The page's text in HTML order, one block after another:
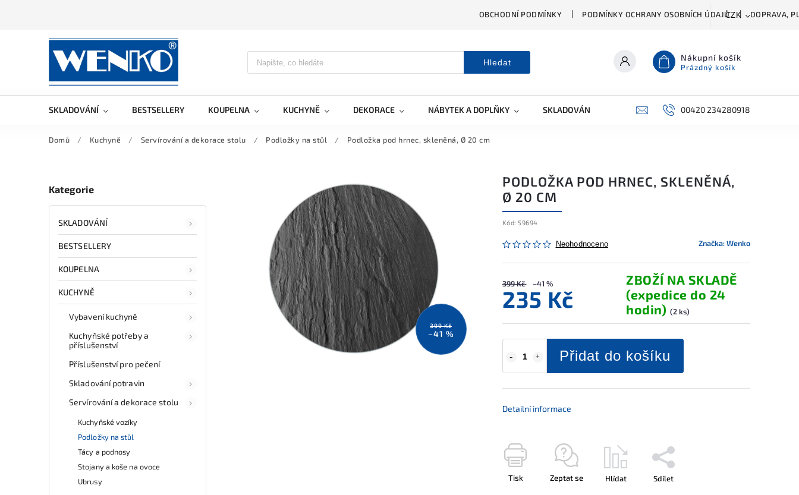
OBCHODNÍ PODMÍNKY PODMÍNKY OCHRANY OSOBNÍCH ÚDAJŮ DOPRAVA,
CZK
Hledat Nákupní košík
Prázdný košík
SKLADOVÁNÍ BESTSELLERY KOUPELNA KUCHYNĚ DEKORACE NÁBYTEK A DOPLŇKY SKLADOVÁNÍ A ČIŠTĚNÍ PŘÍSLUŠENSTVÍ
00420 234280918
Domů / Kuchyně / Servírování a dekorace stolu / Podložky na stůl / Podložka pod hrnec, skleněná, Ø 20 cm
Kategorie
SKLADOVÁNÍ
BESTSELLERY
KOUPELNA
KUCHYNĚ
Vybavení kuchyně
Kuchyňské potřeby a
příslušenství
Příslušenství pro pečení
Skladování potravin
Servírování a dekorace stolu
Kuchyňské vozíky
Podložky na stůl
Tácy a podnosy
Stojany a koše na ovoce
Ubrusy
399 Kč
–41 %
PODLOŽKA POD HRNEC, SKLENĚNÁ,
Ø 20 CM
Kód: 59694
Neohodnoceno Značka:Wenko
399 Kč –41 %
235 Kč
ZBOŽÍ NA SKLADĚ
(expedice do 24
hodin) (2 ks)
Přidat do košíku
Detailní informace
Tisk Zeptat se Hlídat Sdílet